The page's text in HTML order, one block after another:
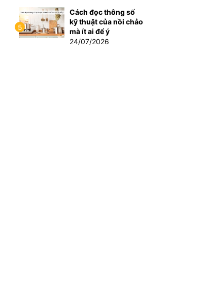
5
Cách đọc thông số
kỹ thuật của nồi chảo
mà ít ai để ý
24/07/2026